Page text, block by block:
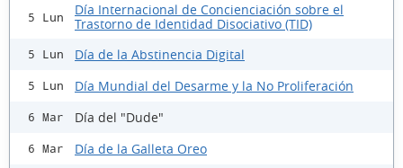
5 Lun
Día Internacional de Concienciación sobre el
Trastorno de Identidad Disociativo (TID)
5 Lun Día de la Abstinencia Digital
5 Lun Día Mundial del Desarme y la No Proliferación
6 Mar Día del "Dude"
6 Mar Día de la Galleta Oreo